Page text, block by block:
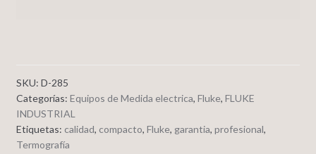
SKU: D-285
Categorías: Equipos de Medida electrica, Fluke, FLUKE
INDUSTRIAL
Etiquetas: calidad, compacto, Fluke, garantia, profesional,
Termografía